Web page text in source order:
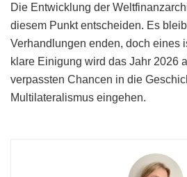
Die Entwicklung der
diesem Punkt entscheiden. Es
Verhandlungen enden, doch eines
klare Einigung wird das Jahr 2026
verpassten Chancen in die
Multilateralismus eingehen.